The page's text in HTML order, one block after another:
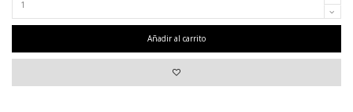
Añadir al carrito